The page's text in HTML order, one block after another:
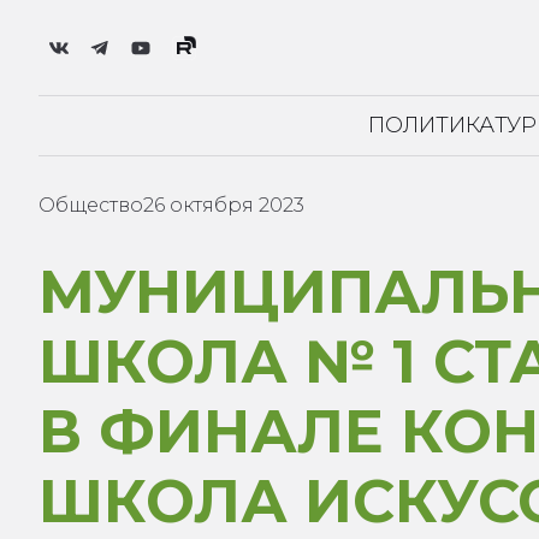
ПОЛИТИКА
Общество26 октября 2023
ШКОЛА № 1
В ФИНАЛЕ
ШКОЛА